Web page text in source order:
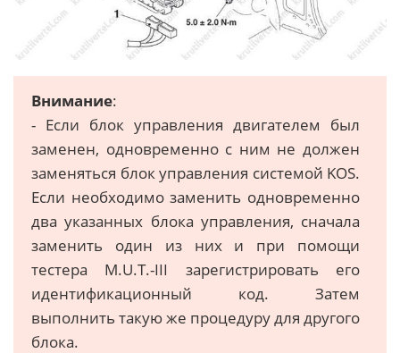
Внимание:
- Если блок управления двигателем был
заменен, одновременно с ним не должен
заменяться блок управления системой KOS.
Если необходимо заменить одновременно
два указанных блока управления, сначала
заменить один из них и при помощи
тестера M.U.T.-III зарегистрировать его
идентификационный код. Затем
выполнить такую же процедуру для другого
блока.